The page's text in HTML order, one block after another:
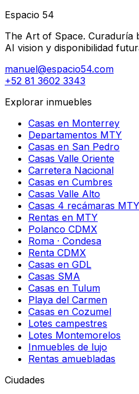
Espacio 54
The Art of Space. Curaduría
AI vision y disponibilidad
manuel@espacio54.com
+52 81 3602 3343
Explorar inmuebles
Casas en Monterrey
Departamentos MTY
Casas en San Pedro
Casas Valle Oriente
Carretera Nacional
Casas en Cumbres
Casas Valle Alto
Casas 4 recámaras MTY
Rentas en MTY
Polanco CDMX
Roma · Condesa
Renta CDMX
Casas en GDL
Casas SMA
Casas en Tulum
Playa del Carmen
Casas en Cozumel
Lotes campestres
Lotes Montemorelos
Inmuebles de lujo
Rentas amuebladas
Ciudades